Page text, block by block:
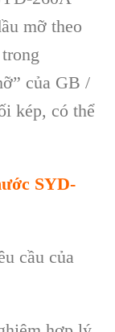
mỡ theo
của GB /
kép, có thể
SYD-
cầu của